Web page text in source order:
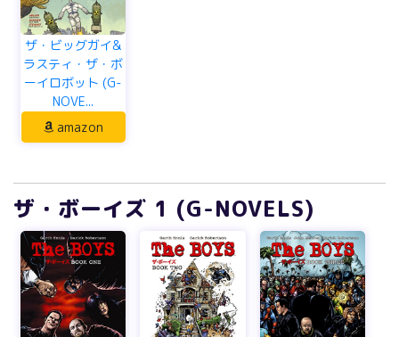
ザ・ビッグガイ&
ラスティ・ザ・ボ
ーイロボット (G-
NOVE...
amazon
ザ・ボーイズ 1 (G-NOVELS)